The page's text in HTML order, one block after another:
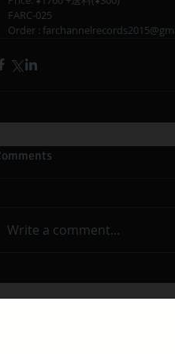
FARC-025
Order :
Write a comment...